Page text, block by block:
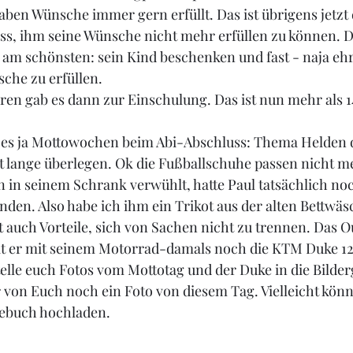
Wünsche immer gern erfüllt. Das ist übrigens
ihm seine Wünsche nicht mehr erfüllen zu können.
schönsten: sein Kind beschenken und fast - naja
zu erfüllen.
gab es dann zur Einschulung. Das ist nun mehr als
ja Mottowochen beim Abi-Abschluss: Thema
überlegen. Ok die Fußballschuhe passen nicht
in seinem Schrank verwühlt, hatte Paul tatsächlich
Also habe ich ihm ein Trikot aus der alten
auch Vorteile, sich von Sachen nicht zu trennen. Das
er mit seinem Motorrad-damals noch die KTM Duke
euch Fotos vom Mottotag und der Duke in die
Euch noch ein Foto von diesem Tag. Vielleicht
hochladen.